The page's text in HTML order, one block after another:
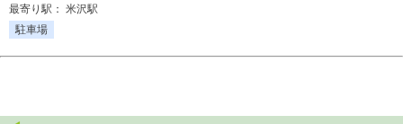
最寄り駅： 米沢駅
駐車場